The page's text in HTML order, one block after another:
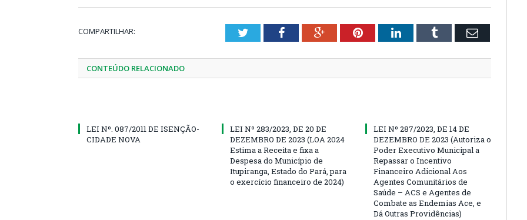
COMPARTILHAR: TwitterFacebookGoogle+PinterestLinkedInTumblr Email
CONTEÚDO RELACIONADO
LEI Nº. 087/2011 DE ISENÇÃO-
CIDADE NOVA
LEI Nº 283/2023, DE 20 DE
DEZEMBRO DE 2023 (LOA 2024
Estima a Receita e fixa a
Despesa do Município de
Itupiranga, Estado do Pará, para
o exercício financeiro de 2024)
LEI Nº 287/2023, DE 14 DE
DEZEMBRO DE 2023 (Autoriza o
Poder Executivo Municipal a
Repassar o Incentivo
Financeiro Adicional Aos
Agentes Comunitários de
Saúde – ACS e Agentes de
Combate as Endemias Ace, e
Dá Outras Providências)